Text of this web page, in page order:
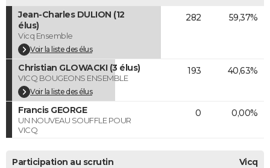
COPAINS D'AVANT
S'inscrire
Se connecter
Lycées
Collèges
Primaires
Universités
Entreprises
Service militaire
Avis de recherche
AVIS DE DÉCÈS
FORUM
Bricolage
Lifestyle
Culture
Sport
Auto
Television
Voyage
Cinema
Jean-Charles DULION (12
élus)
Vicq Ensemble
Voir la liste des élus
282 59,37%
Christian GLOWACKI (3 élus)
VICQ BOUGEONS ENSEMBLE
Voir la liste des élus
193 40,63%
Francis GEORGE
UN NOUVEAU SOUFFLE POUR
VICQ
0 0,00%
Participation au scrutin Vicq